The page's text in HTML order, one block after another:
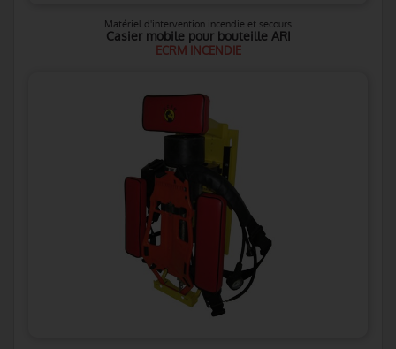
Matériel d'intervention incendie et secours
Casier mobile pour bouteille ARI
ECRM INCENDIE